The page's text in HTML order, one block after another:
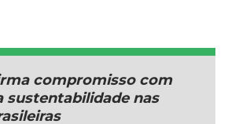
compromisso com
sustentabilidade nas